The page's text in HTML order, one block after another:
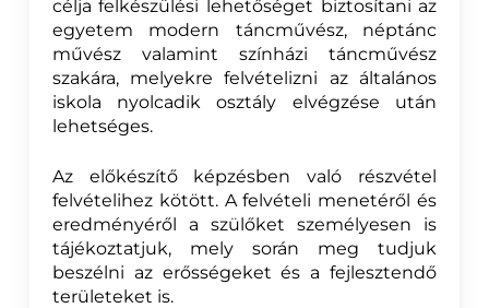
célja felkészülési lehetőséget biztosítani az
egyetem modern táncművész, néptánc
művész valamint színházi táncművész
szakára, melyekre felvételizni az általános
iskola nyolcadik osztály elvégzése után
lehetséges.
Az előkészítő képzésben való részvétel
felvételihez kötött. A felvételi menetéről és
eredményéről a szülőket személyesen is
tájékoztatjuk, mely során meg tudjuk
beszélni az erősségeket és a fejlesztendő
területeket is.